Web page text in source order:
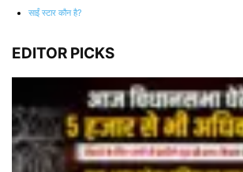
साईं स्टार कौन है?
EDITOR PICKS